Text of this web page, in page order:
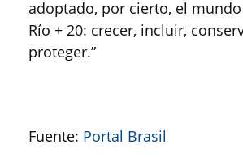
adoptado, por cierto, el
Río + 20: crecer, incluir,
proteger.”
Fuente: Portal Brasil